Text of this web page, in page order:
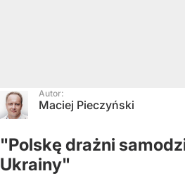
Autor:
Maciej Pieczyński
"Polskę drażni
Ukrainy"